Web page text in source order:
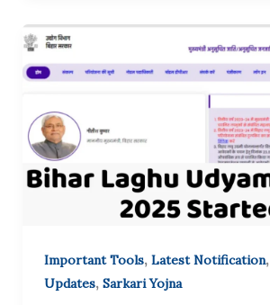
Important Tools, Latest Notification,
Updates, Sarkari Yojna